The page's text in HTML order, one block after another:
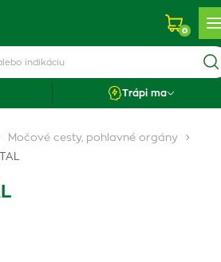
0
Trápi ma
Močové cesty, pohlavné orgány